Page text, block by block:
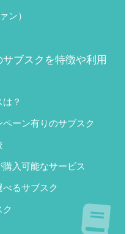
ン）
ブスクを特徴や利用
？
ーン有りのサブスク
入可能なサービス
べるサブスク
ク